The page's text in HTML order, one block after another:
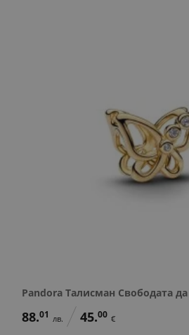
Pandora Талисман Свободата
88.01 лв. 45.00 €